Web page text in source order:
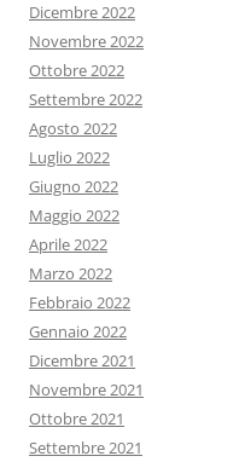
Dicembre 2022
Novembre 2022
Ottobre 2022
Settembre 2022
Agosto 2022
Luglio 2022
Giugno 2022
Maggio 2022
Aprile 2022
Marzo 2022
Febbraio 2022
Gennaio 2022
Dicembre 2021
Novembre 2021
Ottobre 2021
Settembre 2021